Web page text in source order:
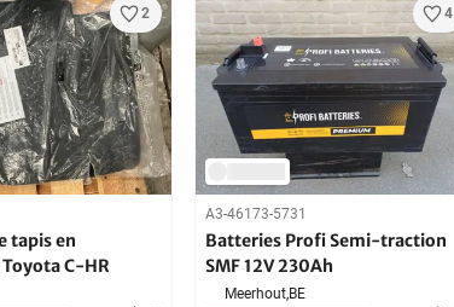
2
tapis en
C-HR
4
A3-46173-5731
Batteries Profi Semi-traction
SMF 12V 230Ah
Meerhout,BE